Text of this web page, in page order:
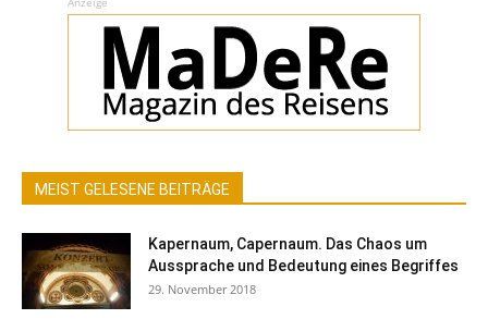
MEIST GELESENE BEITRÄGE
Kapernaum, Capernaum. Das Chaos um
Aussprache und Bedeutung eines Begriffes
29. November 2018